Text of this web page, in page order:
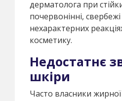
дерматолога при
почервонінні,
нехарактерних
косметику.
Недостатнє
шкіри
Часто власники